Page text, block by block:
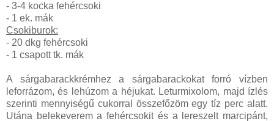
- 3-4 kocka fehércsoki
- 1 ek. mák
Csokiburok:
- 20 dkg fehércsoki
- 1 csapott tk. mák
A sárgabarackkrémhez a sárgabarackokat forró vízben
leforrázom, és lehúzom a héjukat. Leturmixolom, majd ízlés
szerinti mennyiségű cukorral összefőzöm egy tíz perc alatt.
Utána belekeverem a fehércsokit és a lereszelt marcipánt,